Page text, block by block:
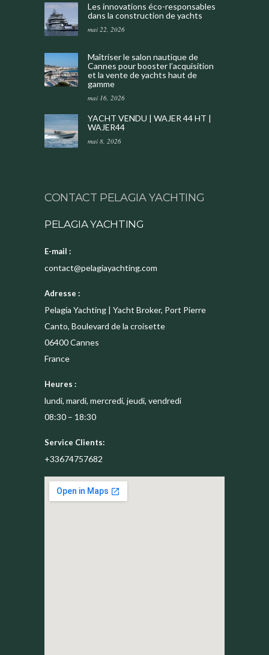
Les innovations éco-responsables
dans la construction de yachts
mai 22, 2026
Maîtriser le salon nautique de
Cannes pour booster l’acquisition
et la vente de yachts haut de
gamme
mai 16, 2026
YACHT VENDU | WAJER 44 HT |
WAJER44
mai 8, 2026
CONTACT PELAGIA YACHTING
PELAGIA YACHTING
E-mail :
contact@pelagiayachting.com
Adresse :
Pelagia Yachting | Yacht Broker, Port Pierre
Canto, Boulevard de la croisette
06400Cannes
France
Heures :
lundi, mardi, mercredi, jeudi, vendredi
08:30 – 18:30
Service Clients:
+33674757682